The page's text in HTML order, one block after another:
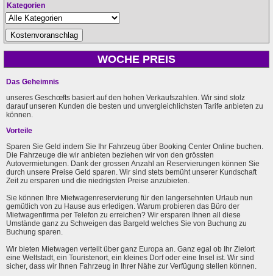
Kategorien
WOCHE PREIS
Das Geheimnis
unseres Geschœfts basiert auf den hohen Verkaufszahlen. Wir sind stolz
darauf unseren Kunden die besten und unvergleichlichsten Tarife anbieten zu
können.
Vorteile
Sparen Sie Geld indem Sie Ihr Fahrzeug über Booking Center Online buchen.
Die Fahrzeuge die wir anbieten beziehen wir von den grössten
Autovermietungen. Dank der grossen Anzahl an Reservierungen können Sie
durch unsere Preise Geld sparen. Wir sind stets bemüht unserer Kundschaft
Zeit zu ersparen und die niedrigsten Preise anzubieten.
Sie können Ihre Mietwagenreservierung für den langersehnten Urlaub nun
gemütlich von zu Hause aus erledigen. Warum probieren das Büro der
Mietwagenfirma per Telefon zu erreichen? Wir ersparen Ihnen all diese
Umstände ganz zu Schweigen das Bargeld welches Sie von Buchung zu
Buchung sparen.
Wir bieten Mietwagen verteilt über ganz Europa an. Ganz egal ob Ihr Zielort
eine Weltstadt, ein Touristenort, ein kleines Dorf oder eine Insel ist. Wir sind
sicher, dass wir Ihnen Fahrzeug in Ihrer Nähe zur Verfügung stellen können.